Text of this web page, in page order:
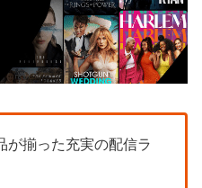
が揃った充実の配信ラ